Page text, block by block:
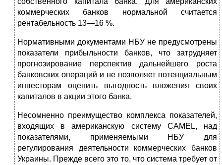
коммерческих банков нормальной счи­тается
рентабельность 13—16 %.
Нормативными документами НБУ не предусмотрены
показатели прибыльности банков, что затрудняет
прогно­зирование перспектив дальнейшего роста
банковских опе­раций и не позволяет потенциальным
инвесторам оценить выгодность вложения своих
капиталов в акции этого банка.
Несомненно преимущество комплекса показателей,
вхо­дящих в американскую систему CAMEL, над
показателями, применяемыми НБУ для
регулирования деятельности ком­мерческих банков
Украины. Прежде всего это то, что систе­ма требует от